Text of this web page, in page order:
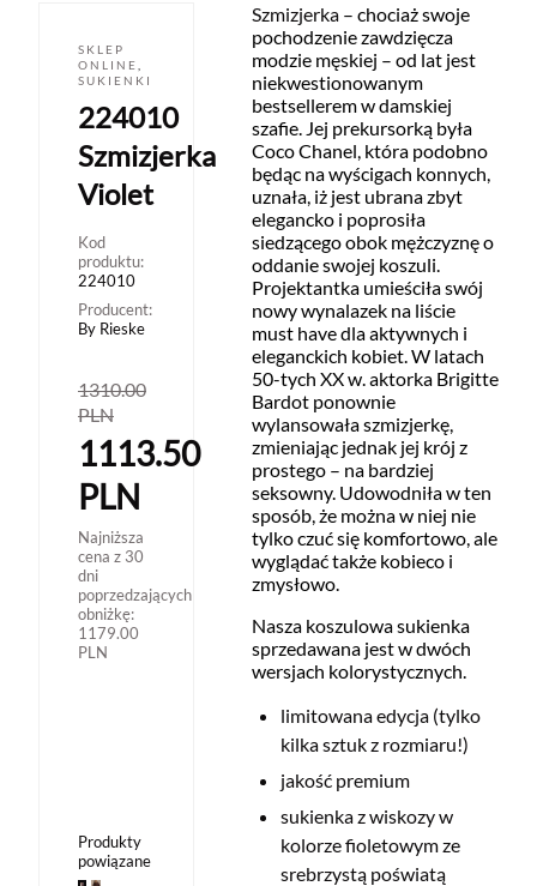
SKLEP
ONLINE
SUKIENKI
224010
Szmizjerka
Violet
Kod
produktu:
224010
Producent:
By Rieske
1310.00
PLN
1113.50
PLN
Najniższa
cena z 30
dni
poprzedzających
obniżkę:
1179.00
PLN
Produkty
powiązane
Szmizjerka – chociaż swoje
pochodzenie zawdzięcza
modzie męskiej – od lat jest
niekwestionowanym
bestsellerem w damskiej
szafie. Jej prekursorką była
Coco Chanel, która podobno
będąc na wyścigach konnych,
uznała, iż jest ubrana zbyt
elegancko i poprosiła
siedzącego obok mężczyznę o
oddanie swojej koszuli.
Projektantka umieściła swój
nowy wynalazek na liście
must have dla aktywnych i
eleganckich kobiet. W latach
50-tych XX w. aktorka Brigitte
Bardot ponownie
wylansowała szmizjerkę,
zmieniając jednak jej krój z
prostego – na bardziej
seksowny. Udowodniła w ten
sposób, że można w niej nie
tylko czuć się komfortowo, ale
wyglądać także kobieco i
zmysłowo.
Nasza koszulowa sukienka
sprzedawana jest w dwóch
wersjach kolorystycznych.
limitowana edycja (tylko
kilka sztuk z rozmiaru!)
jakość premium
sukienka z wiskozy w
kolorze fioletowym ze
srebrzystą poświatą